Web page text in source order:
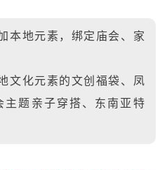
本地元素，绑定庙会、家
文化元素的文创福袋、凤
题亲子穿搭、东南亚特